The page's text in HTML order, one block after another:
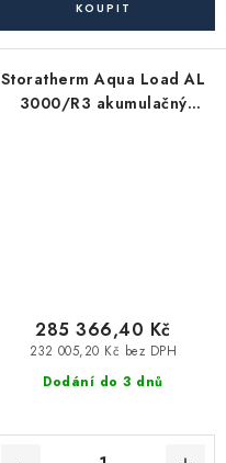
Storatherm Aqua Load AL
3000/R3 akumulačný
Dodání do 3 dnů
232 005,20 Kč bez DPH
285 366,40 Kč